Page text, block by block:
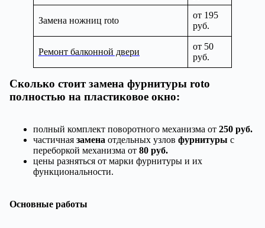
Замена ножниц roto
от 195
руб.
Ремонт балконной двери
от 50
руб.
Сколько стоит замена фурнитуры roto
полностью на пластиковое окно:
полный комплект поворотного механизма от 250 руб.
частичная замена отдельных узлов фурнитуры с
переборкой механизма от 80 руб.
цены разняться от марки фурнитуры и их
функциональности.
Основные работы